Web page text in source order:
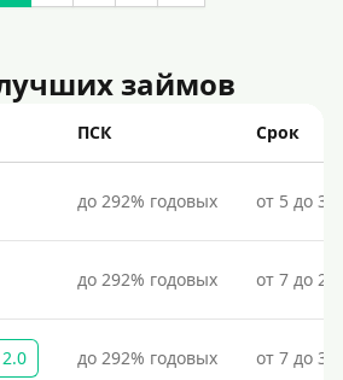
займов
ПСК Срок
до 292% годовых от 5 до
до 292% годовых от 7 до
до 292% годовых от 7 до